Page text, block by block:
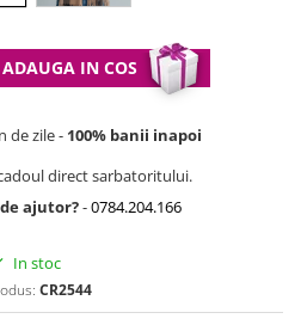
ADAUGA IN COS
de zile - 100% banii inapoi
direct sarbatoritului.
ajutor?-0784.204.166
In stoc
CR2544